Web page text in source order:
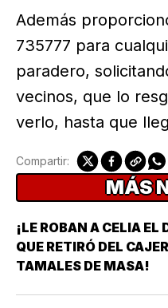
Además
735777 para
paradero,
vecinos, que lo
verlo, hasta que
Compartir:
MÁS
¡LE ROBAN A CELIA EL
QUE RETIRÓ DEL
TAMALES DE MASA!